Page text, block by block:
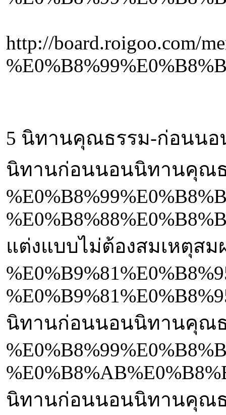
http://board.roigoo.com/
5 นิทานคุณธรรม-ก่อนนอ
นิทานก่อนนอนนิทานคุณธรร
แต่งแบบไม่ต้องสมเหตุสมผ
นิทานก่อนนอนนิทานคุณธรร
นิทานก่อนนอนนิทานคุณธรร